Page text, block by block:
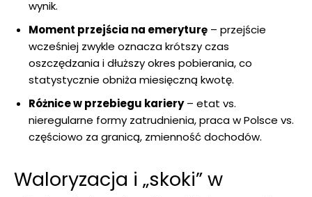
wynik.
Moment przejścia na emeryturę – przejście
wcześniej zwykle oznacza krótszy czas
oszczędzania i dłuższy okres pobierania, co
statystycznie obniża miesięczną kwotę.
Różnice w przebiegu kariery– etat vs.
nieregularne formy zatrudnienia, praca w Polsce vs.
częściowo za granicą, zmienność dochodów.
Waloryzacja i „skoki” w